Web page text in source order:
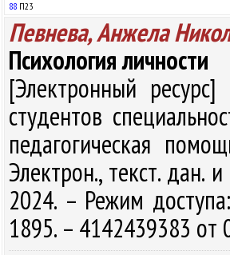
88 П23
Певнева, Анжела
Психология личности
[Электронный
студентов
педагогическая
Электрон., текст. дан.
2024. – Режим
1895. – 4142439383 от